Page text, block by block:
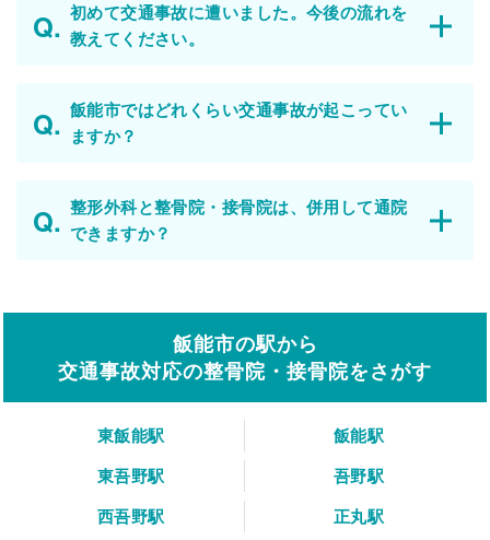
初めて交通事故に遭いました。今後の流れを
教えてください。
飯能市ではどれくらい交通事故が起こってい
ますか？
整形外科と整骨院・接骨院は、併用して通院
できますか？
飯能市の駅から
交通事故対応の整骨院・接骨院をさがす
東飯能駅
飯能駅
東吾野駅
吾野駅
西吾野駅
正丸駅